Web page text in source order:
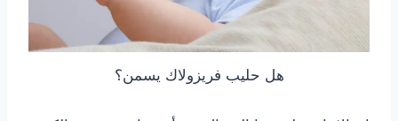
هل حليب فريزولاك يسمن؟